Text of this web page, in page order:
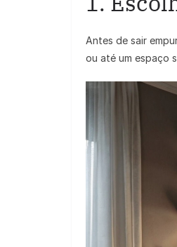
Antes de sair
ou até um espaço